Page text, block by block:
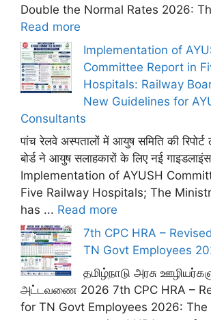
Double the Normal Rates 2026:
Read more
Implementation of
Committee Report in
Hospitals: Railway
New Guidelines for
Consultants
पांच रेलवे अस्पतालों में आयुष समिति की
बोर्ड ने आयुष सलाहकारों के लिए नई
Implementation of AYUSH
Five Railway Hospitals; The
has ... Read more
7th CPC HRA –
TN Govt Employees
தமிழ்நாடு அரசு
அட்டவணை 2026 7th CPC HRA –
for TN Govt Employees 2026: The